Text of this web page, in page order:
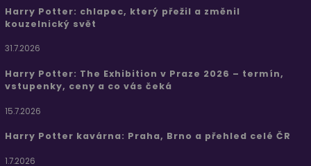
Harry Potter: chlapec, který přežil a změnil
kouzelnický svět
31.7.2026
Harry Potter: The Exhibition v Praze 2026 – termín,
vstupenky, ceny a co vás čeká
15.7.2026
Harry Potter kavárna: Praha, Brno a přehled celé ČR
1.7.2026